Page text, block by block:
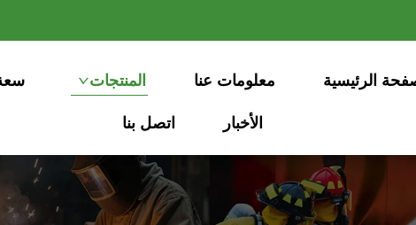
الرئيسية معلومات عنا المنتجات سعة
الأخبار اتصل بنا